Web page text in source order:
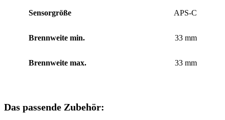
Sensorgröße APS-C
Brennweite min. 33 mm
Brennweite max. 33 mm
Das passende Zubehör: